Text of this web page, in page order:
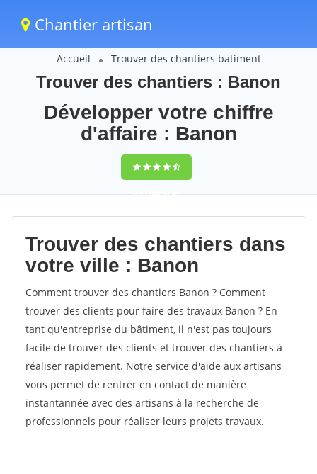
Chantier artisan
Accueil Trouver des chantiers batiment
Trouver des chantiers : Banon
Développer votre chiffre
d'affaire : Banon
9,5(100%)55
votes
Trouver des chantiers dans
votre ville : Banon
Comment trouver des chantiers Banon ? Comment
trouver des clients pour faire des travaux Banon ? En
tant qu'entreprise du bâtiment, il n'est pas toujours
facile de trouver des clients et trouver des chantiers à
réaliser rapidement. Notre service d'aide aux artisans
vous permet de rentrer en contact de manière
instantannée avec des artisans à la recherche de
professionnels pour réaliser leurs projets travaux.